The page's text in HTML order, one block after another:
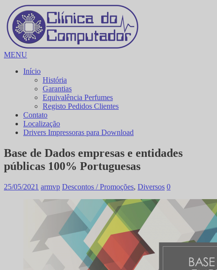
MENU
Início
História
Garantias
Equivalência Perfumes
Registo Pedidos Clientes
Contato
Localização
Drivers Impressoras para Download
Base de Dados empresas e entidades
públicas 100% Portuguesas
25/05/2021 armvp Descontos / Promoções, Diversos 0